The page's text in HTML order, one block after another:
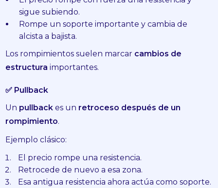
sigue subiendo.
Rompe un soporte importante y cambia de
alcista a bajista.
Los rompimientos suelen marcar cambios de
estructura importantes.
✅ Pullback
Un pullback es un retroceso después de un
rompimiento.
Ejemplo clásico:
El precio rompe una resistencia.
Retrocede de nuevo a esa zona.
Esa antigua resistencia ahora actúa como soporte.